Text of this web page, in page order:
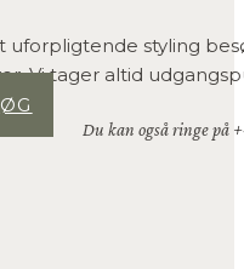
styling
Vi tager altid
Du kan også ringe på